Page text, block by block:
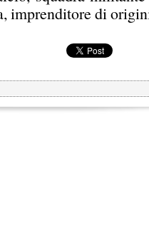
imprenditore di